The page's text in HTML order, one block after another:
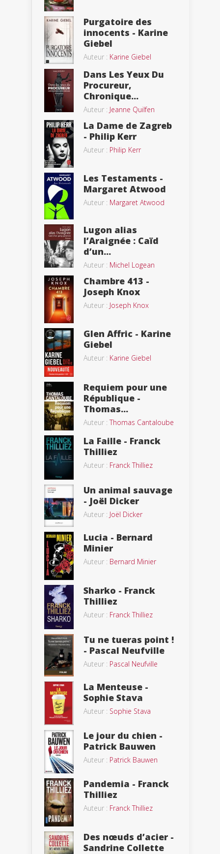
Purgatoire des
innocents - Karine
Giebel
Auteur : Karine Giebel
Dans Les Yeux Du
Procureur,
Chronique...
Auteur : Jeanne Quilfen
La Dame de Zagreb
- Philip Kerr
Auteur : Philip Kerr
Les Testaments -
Margaret Atwood
Auteur : Margaret Atwood
Lugon alias
l’Araignée : Caïd
d’un...
Auteur : Michel Logean
Chambre 413 -
Joseph Knox
Auteur : Joseph Knox
Glen Affric - Karine
Giebel
Auteur : Karine Giebel
Requiem pour une
République -
Thomas...
Auteur :Thomas Cantaloube
La Faille - Franck
Thilliez
Auteur : Franck Thilliez
Un animal sauvage
- Joël Dicker
Auteur : Joël Dicker
Lucia - Bernard
Minier
Auteur : Bernard Minier
Sharko - Franck
Thilliez
Auteur : Franck Thilliez
Tu ne tueras point !
- Pascal Neufville
Auteur : Pascal Neufville
La Menteuse -
Sophie Stava
Auteur : Sophie Stava
Le jour du chien -
Patrick Bauwen
Auteur : Patrick Bauwen
Pandemia - Franck
Thilliez
Auteur : Franck Thilliez
Des nœuds d’acier -
Sandrine Collette